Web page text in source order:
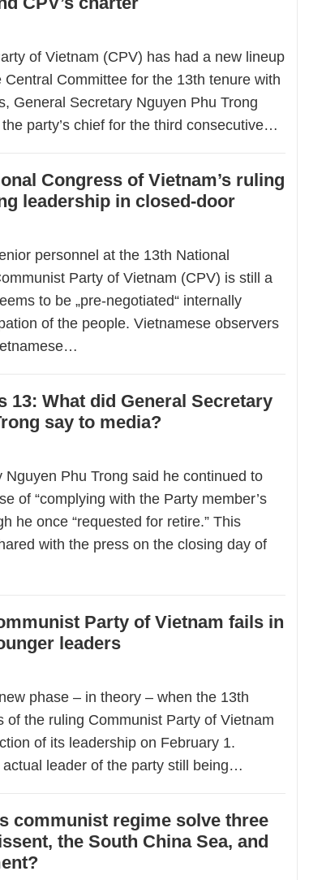
of Vietnam (CPV) has had a new lineup
Committee for the 13th tenure with
General Secretary Nguyen Phu Trong
party’s chief for the third consecutive…
Congress of Vietnam’s ruling
leadership in closed-door
personnel at the 13th National
Party of Vietnam (CPV) is still a
to be „pre-negotiated“ internally
of the people. Vietnamese observers
13: What did General Secretary
say to media?
Nguyen Phu Trong said he continued to
of “complying with the Party member’s
he once “requested for retire.” This
with the press on the closing day of
Party of Vietnam fails in
leaders
phase – in theory – when the 13th
of the ruling Communist Party of Vietnam
of its leadership on February 1.
actual leader of the party still being…
communist regime solve three
the South China Sea, and